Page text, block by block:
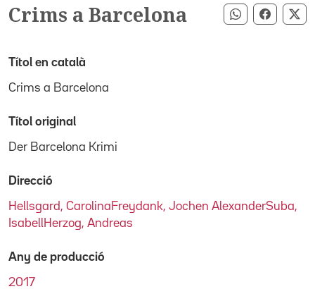
Crims a Barcelona Compartir
Títol en català
Crims a Barcelona
Títol original
Der Barcelona Krimi
Direcció
Hellsgard, CarolinaFreydank, Jochen AlexanderSuba,
IsabellHerzog, Andreas
Any de producció
2017